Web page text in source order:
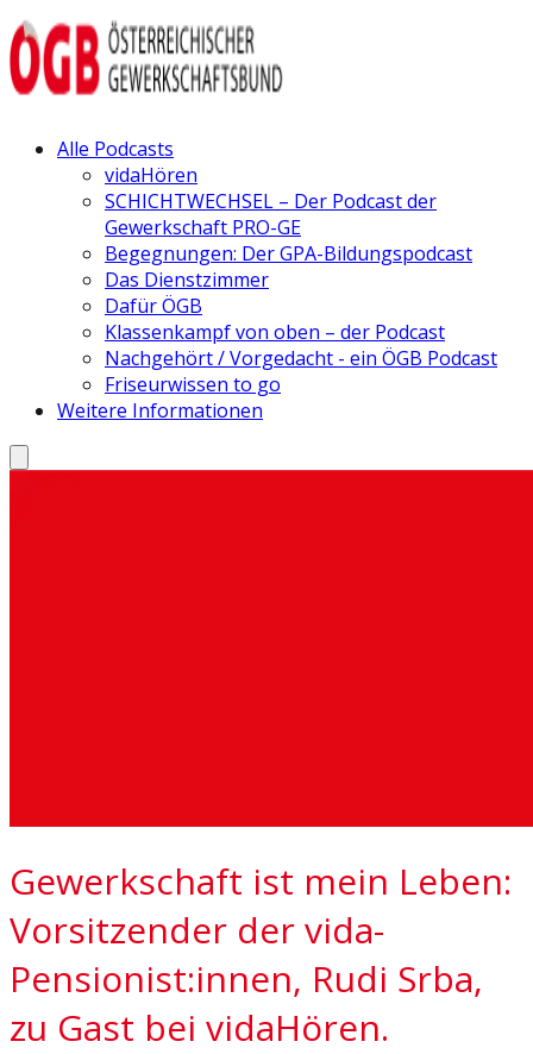
Alle Podcasts
vidaHören
SCHICHTWECHSEL – Der Podcast der
Gewerkschaft PRO-GE
Begegnungen: Der GPA-Bildungspodcast
Das Dienstzimmer
Dafür ÖGB
Klassenkampf von oben – der Podcast
Nachgehört / Vorgedacht - ein ÖGB Podcast
Friseurwissen to go
Weitere Informationen
Gewerkschaft ist mein Leben:
Vorsitzender der vida-
Pensionist:innen, Rudi Srba,
zu Gast bei vidaHören.